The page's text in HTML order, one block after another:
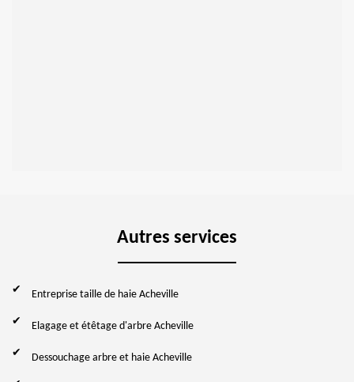
Autres services
Entreprise taille de haie Acheville
Elagage et étêtage d'arbre Acheville
Dessouchage arbre et haie Acheville